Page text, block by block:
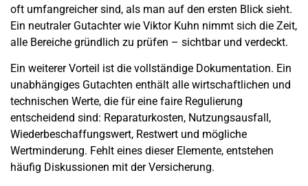
oft umfangreicher sind, als man auf den ersten Blick sieht.
Ein neutraler Gutachter wie Viktor Kuhn nimmt sich die Zeit,
alle Bereiche gründlich zu prüfen – sichtbar und verdeckt.
Ein weiterer Vorteil ist die vollständige Dokumentation. Ein
unabhängiges Gutachten enthält alle wirtschaftlichen und
technischen Werte, die für eine faire Regulierung
entscheidend sind: Reparaturkosten, Nutzungsausfall,
Wiederbeschaffungswert, Restwert und mögliche
Wertminderung. Fehlt eines dieser Elemente, entstehen
häufig Diskussionen mit der Versicherung.